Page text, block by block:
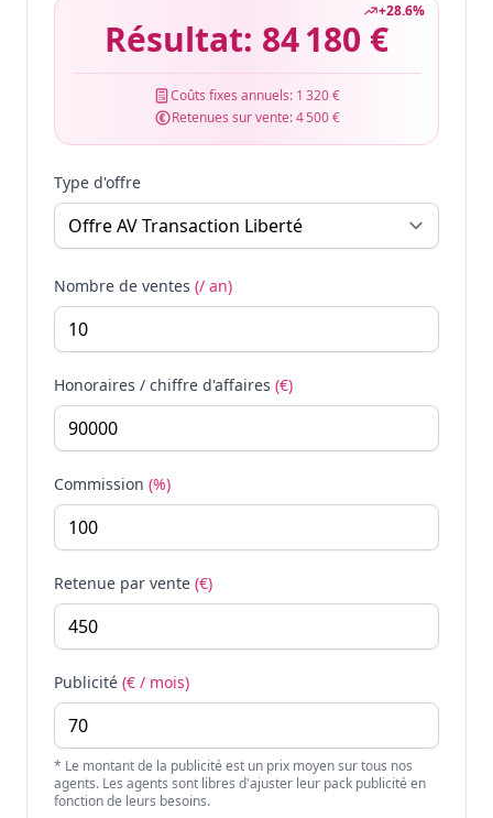
+28.6%
Résultat: 84 180 €
Coûts fixes annuels: 1 320 €
Retenues sur vente:4 500 €
Type d'offre
Nombre de ventes (/ an)
Honoraires / chiffre d'affaires (€)
Commission (%)
Retenue par vente (€)
Publicité (€ / mois)
* Le montant de la publicité est un prix moyen sur tous nos
agents. Les agents sont libres d'ajuster leur pack publicité en
fonction de leurs besoins.